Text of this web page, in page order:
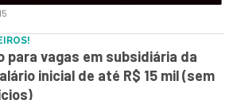
para vagas em subsidiária da
inicial de até R$ 15 mil (sem